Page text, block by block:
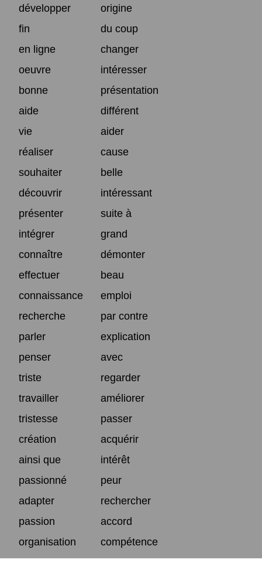
développer
origine
fin
du coup
en ligne
changer
oeuvre
intéresser
bonne
présentation
aide
différent
vie
aider
réaliser
cause
souhaiter
belle
découvrir
intéressant
présenter
suite à
intégrer
grand
connaître
démonter
effectuer
beau
connaissance
emploi
recherche
par contre
parler
explication
penser
avec
triste
regarder
travailler
améliorer
tristesse
passer
création
acquérir
ainsi que
intérêt
passionné
peur
adapter
rechercher
passion
accord
organisation
compétence